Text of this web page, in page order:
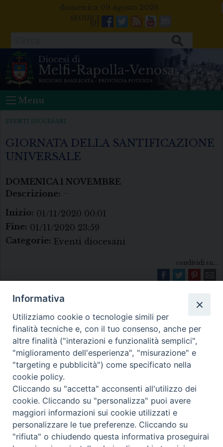
domenica 09 agosto 2026
Facebook
Twitter
FeedsYoutube
Mail
Menu
EVENTI DIOCESANI
GIORNATA DELLA SANTIFICAZIONE
UNIVERSALE
DOMENICA 1 NOVEMBRE
Descrizione: –
Inizio: 01/11/2020 00:01
Fine: 01/11/2020 23:59
Categorie: Eventi diocesani
condividi su...
Diocesi di Melfi Rapolla Venosa
• Largo Duomo, 12 - 85025 MELFI (PZ) •
Tel. 0972238604
PEC ufficiale della Diocesi:
diocesi.melfi_rapolla_venosa@legalmail.it
Informativa
Utilizziamo cookie o tecnologie simili per
finalità tecniche e, con il tuo consenso, anche per
altre finalità ("interazioni e funzionalità semplici",
"miglioramento dell'esperienza", "misurazione" e
"targeting e pubblicità") come specificato nella
cookie policy.
Cliccando su "accetta" acconsenti all'utilizzo dei
cookie. Cliccando su "personalizza" puoi avere
maggiori informazioni sui cookie utilizzati e
personalizzare le tue preferenze. Cliccando su
"rifiuta" o chiudendo questa informativa proseguirai